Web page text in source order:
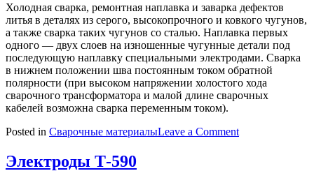
Холодная сварка, ремонтная наплавка и заварка дефектов
литья в деталях из серого, высокопрочного и ковкого чугунов,
а также сварка таких чугунов со сталью. Наплавка первых
одного — двух слоев на изношенные чугунные детали под
последующую наплавку специальными электродами. Сварка
в нижнем положении шва постоянным током обратной
полярности (при высоком напряжении холостого хода
сварочного трансформатора и малой длине сварочных
кабелей возможна сварка переменным током).
Posted in Сварочные материалыLeave a Commenton
Электроды Т-590